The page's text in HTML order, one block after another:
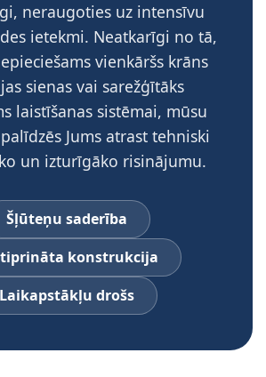
neraugoties uz intensīvu
ietekmi. Neatkarīgi no tā,
vienkāršs krāns
sienas vai sarežģītāks
laistīšanas sistēmai, mūsu
Jums atrast tehniski
un izturīgāko risinājumu.
Šļūteņu saderība
konstrukcija
Laikapstākļu drošs